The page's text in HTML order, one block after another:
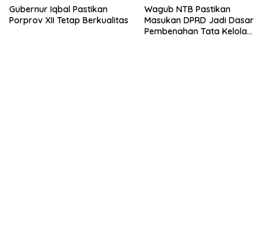
Gubernur Iqbal Pastikan
Porprov XII Tetap Berkualitas
Wagub NTB Pastikan
Masukan DPRD Jadi Dasar
Pembenahan Tata Kelola